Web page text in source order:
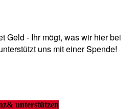
Geld - Ihr mögt, was wir hier bei
uns mit einer Spende!
unterstützen